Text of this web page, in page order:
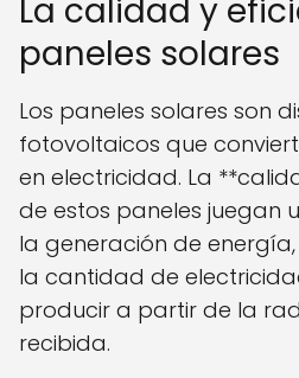
La calidad y
paneles solares
Los paneles solares son
fotovoltaicos que
en electricidad. La
de estos paneles juegan
la generación de
la cantidad de
producir a partir de la
recibida.